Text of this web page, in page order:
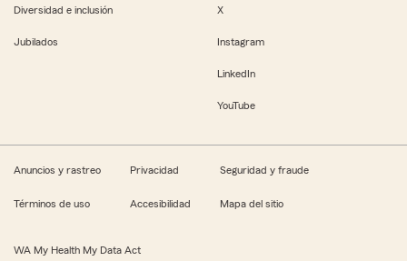
Diversidad e inclusión
Jubilados
X
Instagram
LinkedIn
YouTube
Anuncios y rastreo Privacidad Seguridad y fraude
Términos de uso Accesibilidad Mapa del sitio
WA My Health My Data Act